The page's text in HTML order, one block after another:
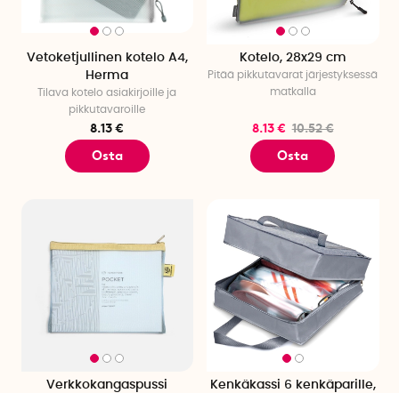
Vetoketjullinen kotelo A4,
Herma
Tilava kotelo asiakirjoille ja
pikkutavaroille
8.13 €
Osta
Kotelo, 28x29 cm
Pitää pikkutavarat järjestyksessä
matkalla
8.13 € 10.52 €
Osta
Verkkokangaspussi
Kenkäkassi 6 kenkäparille,